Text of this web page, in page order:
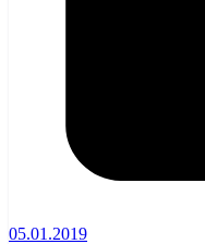
05.01.2019